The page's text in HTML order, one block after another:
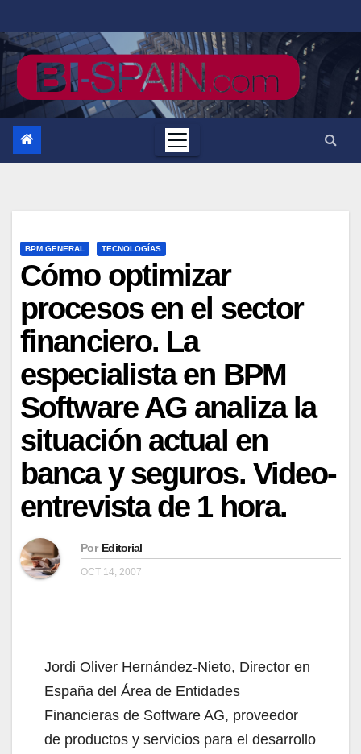
al
contenido
BPM GENERAL TECNOLOGÍAS
Cómo optimizar
procesos en el sector
financiero. La
especialista en BPM
Software AG analiza la
situación actual en
banca y seguros. Video-
entrevista de 1 hora.
Por Editorial
OCT 14, 2007
Jordi Oliver Hernández-Nieto, Director en
España del Área de Entidades
Financieras de Software AG, proveedor
de productos y servicios para el desarrollo